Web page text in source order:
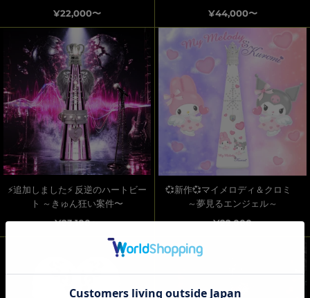
¥22,000〜 ¥44,000〜
⚡追加しました⚡ 反逆のハートビー
ト ～きゅん狂い案件〜
¥23,100〜
💞新作💞マイメロディ＆クロミ
～夢見るエンジェル～
¥22,000